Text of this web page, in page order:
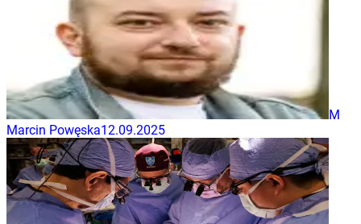
M
Marcin Powęska12.09.2025